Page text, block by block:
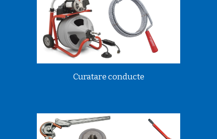
Curatare conducte